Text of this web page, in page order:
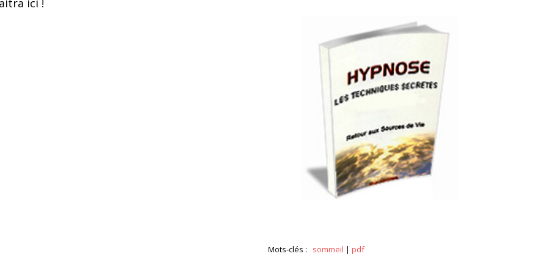
ici !
Mots-clés : sommeil | pdf